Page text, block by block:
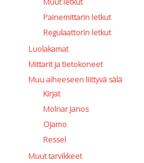
Painemittarin letkut
Regulaattorin letkut
Luolakamat
Mittarit ja tietokoneet
Muu aiheeseen liittyvä sälä
Kirjat
Molnar Janos
Ojamo
Ressel
Muut tarvikkeet